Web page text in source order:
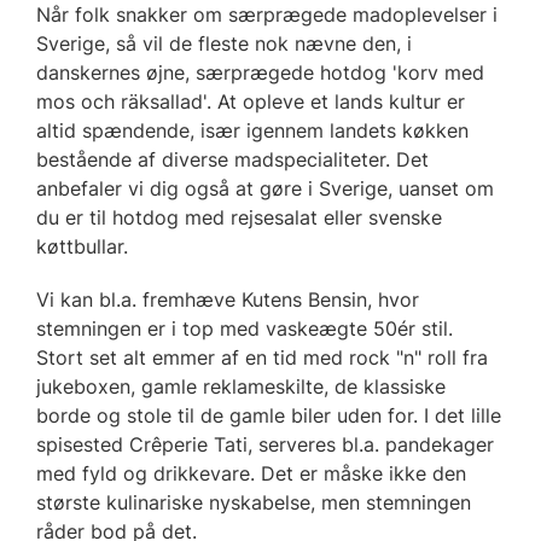
Når folk snakker om særprægede madoplevelser i
Sverige, så vil de fleste nok nævne den, i
danskernes øjne, særprægede hotdog 'korv med
mos och räksallad'. At opleve et lands kultur er
altid spændende, især igennem landets køkken
bestående af diverse madspecialiteter. Det
anbefaler vi dig også at gøre i Sverige, uanset om
du er til hotdog med rejsesalat eller svenske
køttbullar.
Vi kan bl.a. fremhæve Kutens Bensin, hvor
stemningen er i top med vaskeægte 50ér stil.
Stort set alt emmer af en tid med rock "n" roll fra
jukeboxen, gamle reklameskilte, de klassiske
borde og stole til de gamle biler uden for. I det lille
spisested Crêperie Tati, serveres bl.a. pandekager
med fyld og drikkevare. Det er måske ikke den
største kulinariske nyskabelse, men stemningen
råder bod på det.